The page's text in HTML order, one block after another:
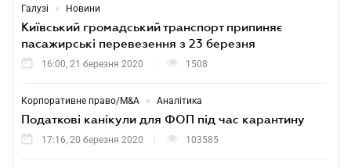
Галузі • Новини
Київський громадський транспорт припиняє
пасажирські перевезення з 23 березня
16:00, 21 березня 2020 1508
Корпоративне право/M&A • Аналітика
Податкові канікули для ФОП під час карантину
17:16, 20 березня 2020 103585